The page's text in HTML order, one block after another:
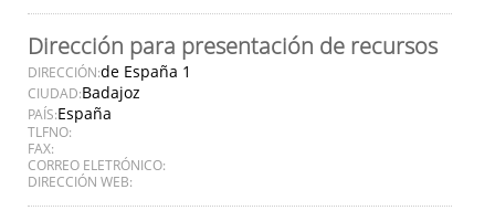
Dirección para presentación de recursos
DIRECCIÓN:de España 1
CIUDAD:Badajoz
PAÍS:España
TLFNO:
FAX:
CORREO ELETRÓNICO:
DIRECCIÓN WEB: